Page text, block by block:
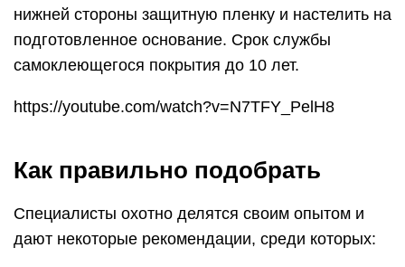
нижней стороны защитную пленку и настелить на
подготовленное основание. Срок службы
самоклеющегося покрытия до 10 лет.
https://youtube.com/watch?v=N7TFY_PelH8
Как правильно подобрать
Специалисты охотно делятся своим опытом и
дают некоторые рекомендации, среди которых: